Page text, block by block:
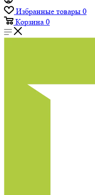
Избранные товары 0
Корзина 0